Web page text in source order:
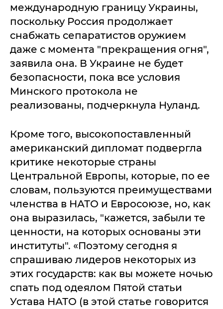
международную границу Украины,
поскольку Россия продолжает
снабжать сепаратистов оружием
даже с момента "прекращения огня",
заявила она. В Украине не будет
безопасности, пока все условия
Минского протокола не
реализованы, подчеркнула Нуланд.
Кроме того, высокопоставленный
американский дипломат подвергла
критике некоторые страны
Центральной Европы, которые, по ее
словам, пользуются преимуществами
членства в НАТО и Евросоюзе, но, как
она выразилась, "кажется, забыли те
ценности, на которых основаны эти
институты". «Поэтому сегодня я
спрашиваю лидеров некоторых из
этих государств: как вы можете ночью
спать под одеялом Пятой статьи
Устава НАТО (в этой статье говорится